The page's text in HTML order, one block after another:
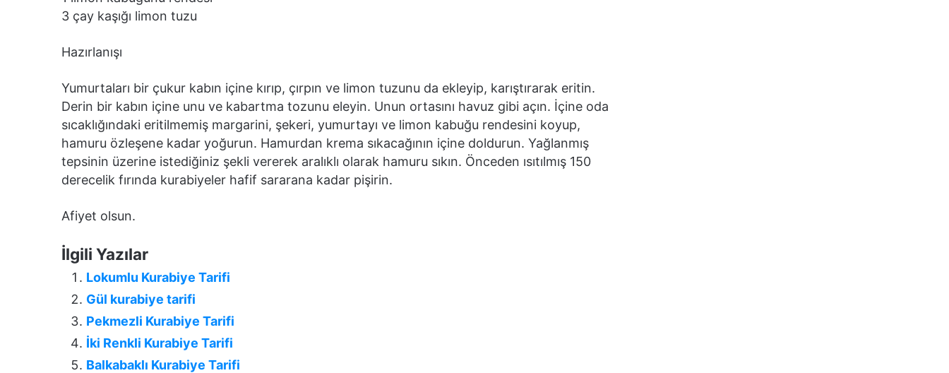
3 çay kaşığı limon tuzu
Hazırlanışı
Yumurtaları bir çukur kabın içine kırıp, çırpın ve limon tuzunu da ekleyip, karıştırarak eritin.
Derin bir kabın içine unu ve kabartma tozunu eleyin. Unun ortasını havuz gibi açın. İçine oda
sıcaklığındaki eritilmemiş margarini, şekeri, yumurtayı ve limon kabuğu rendesini koyup,
hamuru özleşene kadar yoğurun. Hamurdan krema sıkacağının içine doldurun. Yağlanmış
tepsinin üzerine istediğiniz şekli vererek aralıklı olarak hamuru sıkın. Önceden ısıtılmış 150
derecelik fırında kurabiyeler hafif sararana kadar pişirin.
Afiyet olsun.
İlgili Yazılar
Lokumlu Kurabiye Tarifi
Gül kurabiye tarifi
Pekmezli Kurabiye Tarifi
İki Renkli Kurabiye Tarifi
Balkabaklı Kurabiye Tarifi